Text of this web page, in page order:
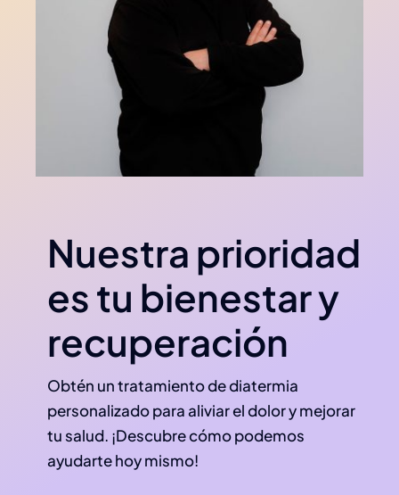
Nuestra prioridad
es tu bienestar y
recuperación
Obtén un tratamiento de diatermia
personalizado para aliviar el dolor y mejorar
tu salud. ¡Descubre cómo podemos
ayudarte hoy mismo!